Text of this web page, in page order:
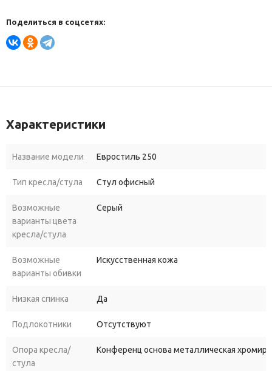
Поделиться в соцсетях:
Характеристики
Название модели Евростиль 250
Тип кресла/стула Стул офисный
Возможные
варианты цвета
кресла/стула
Серый
Возможные
варианты обивки
Искусственная кожа
Низкая спинка Да
Подлокотники Отсутствуют
Опора кресла/
стула
Конференц основа металлическая